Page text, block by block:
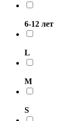
6-12 лет
L
M
S